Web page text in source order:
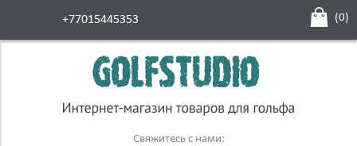
+77015445353 (0)
Свяжитесь с нами: